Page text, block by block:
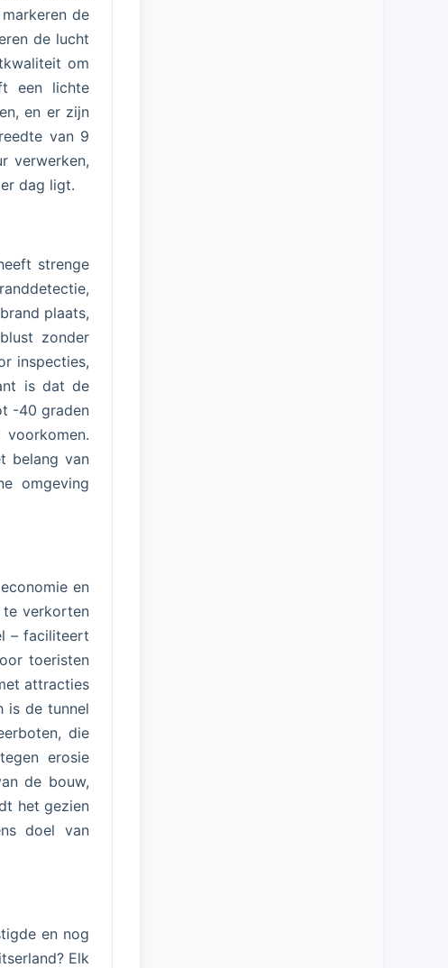
de
de lucht
om
een lichte
en er zijn
van 9
verwerken,
dag ligt.
strenge
plaats,
zonder
inspecties,
is dat de
-40 graden
belang van
omgeving
en
te verkorten
– faciliteert
toeristen
attracties
is de tunnel
die
erosie
de bouw,
het gezien
doel van
en nog
Elk